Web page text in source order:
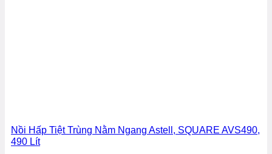
Nồi Hấp Tiệt Trùng Nằm Ngang Astell, SQUARE AVS490,
490 Lít